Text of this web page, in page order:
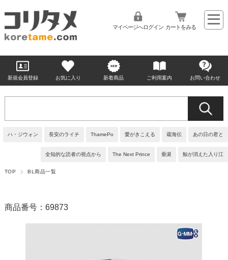
マイページへログイン カートをみる
新規会員登録 お気に入り 新着商品 ご利用案内 お問い合わせ
ハ・ジウォン 長安のライチ ThamePo 愛がきこえる 蔵海伝 あの日の君と
全知的な読者の視点から The Next Prince 垂涎 鯨が消えた入り江
TOP BL商品一覧
商品番号：69873